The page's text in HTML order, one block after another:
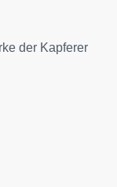
der Kapferer